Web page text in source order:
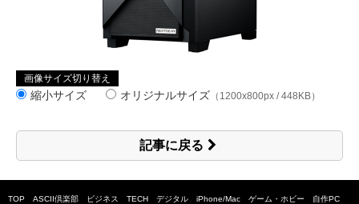
画像サイズ切り替え
縮小サイズ オリジナルサイズ （1200x800px / 448KB）
記事に戻る
TOP ASCII倶楽部 ビジネス TECH デジタル iPhone/Mac ゲーム・ホビー 自作PC